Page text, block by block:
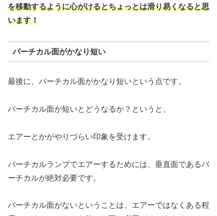
を移動するように心がけるとちょっとは滑り易くなると思
います！
バーチカル面がかなり短い
最後に、バーチカル面がかなり短いという点です。
バーチカル面が短いとどうなるか？というと、
エアーとかがやりづらい印象を受けます。
バーチカルランプでエアーするためには、垂直面であるバ
ーチカルが絶対必要です。
バーチカル面がないということは、エアーではなくある程